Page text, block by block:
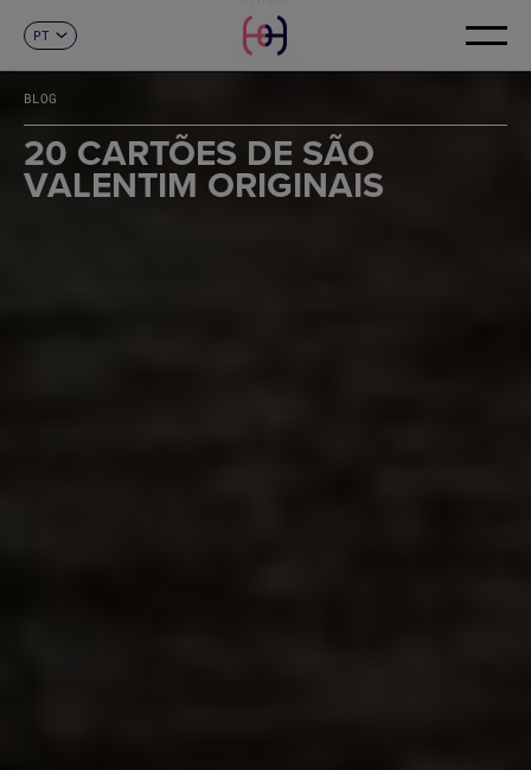
EN
FR
DE
IT
PT
CONTACTO
BLOG
20 CARTÕES DE SÃO
VALENTIM ORIGINAIS